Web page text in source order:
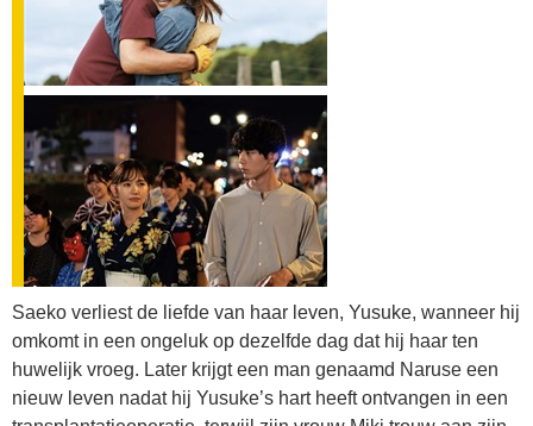
Saeko verliest de liefde van haar leven, Yusuke, wanneer hij
omkomt in een ongeluk op dezelfde dag dat hij haar ten
huwelijk vroeg. Later krijgt een man genaamd Naruse een
nieuw leven nadat hij Yusuke’s hart heeft ontvangen in een